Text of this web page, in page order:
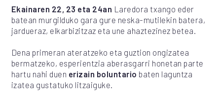
Ekainaren 22, 23 eta 24an Laredora txango eder
batean murgilduko gara gure neska-mutilekin batera,
jardueraz, elkarbizitzaz eta une ahaztezinez betea.
Dena primeran ateratzeko eta guztion ongizatea
bermatzeko, esperientzia aberasgarri honetan parte
hartu nahi duen erizain boluntario baten laguntza
izatea gustatuko litzaiguke.